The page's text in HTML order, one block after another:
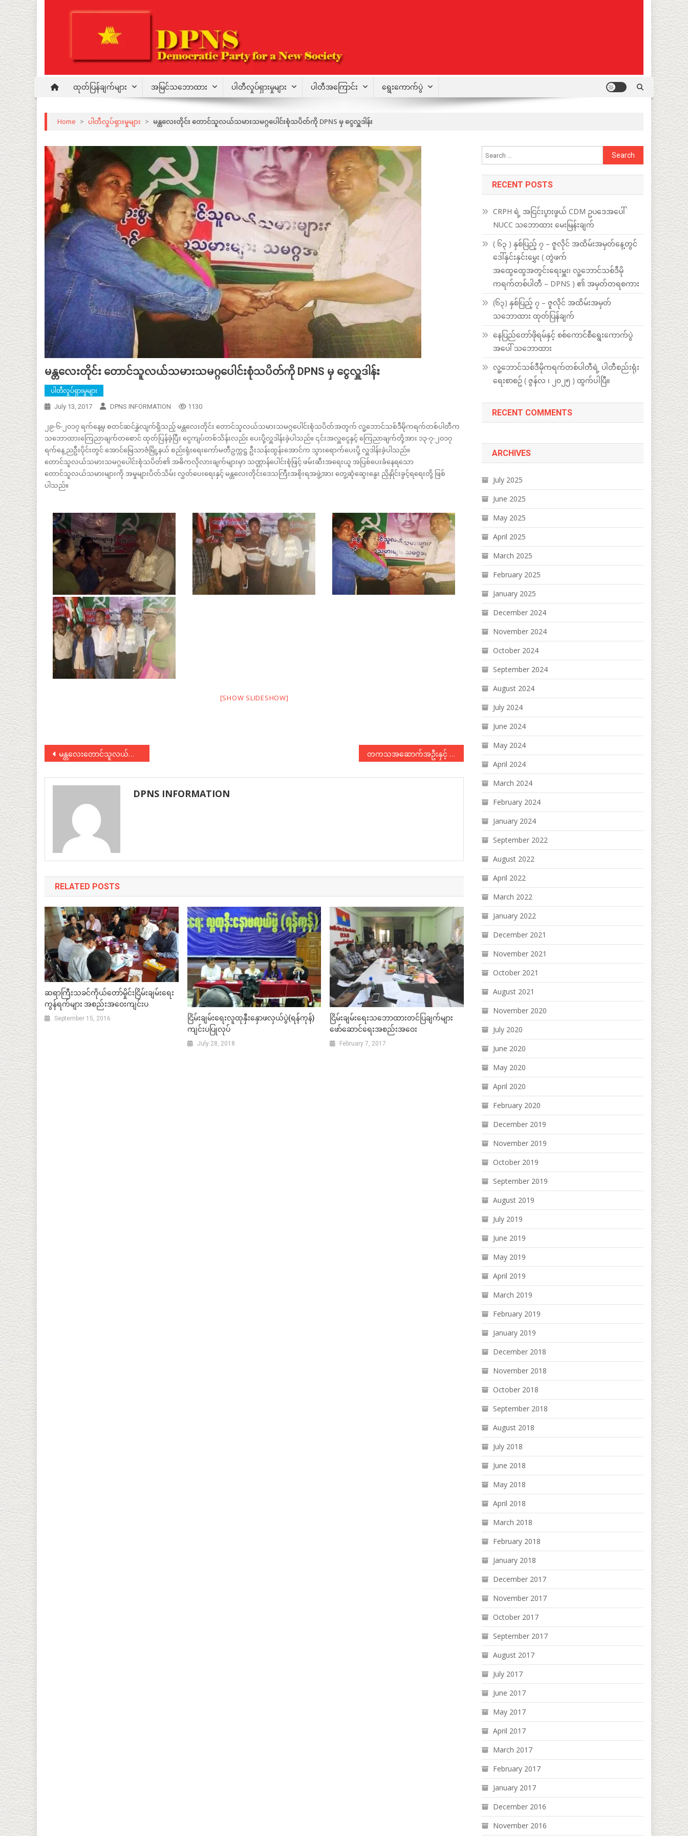
content
DPNS
Democratic Party for a New Society
ထုတ်ပြန်ချက်များ အမြင်သဘောထား ပါတီလှုပ်ရှားမှုများ ပါတီအကြောင်း ရွေးကောက်ပွဲ
Home > ပါတီလှုပ်ရှားမှုများ > မန္တလေးတိုင်း တောင်သူလယ်သမားသမဂ္ဂပေါင်းစုံသပိတ်ကို DPNS မှ ငွေလှူဒါန်း
မန္တလေးတိုင်း တောင်သူလယ်သမားသမဂ္ဂပေါင်းစုံသပိတ်ကို DPNS မှ ငွေလှူဒါန်း
ပါတီလှုပ်ရှားမှုများ
July 13, 2017 DPNS INFORMATION 1130
၂၉-၆-၂၀၁၇ ရက်နေ့မှ စတင်ဆင်နွှဲလျက်ရှိသည့် မန္တလေးတိုင်း တောင်သူလယ်သမားသမဂ္ဂပေါင်းစုံသပိတ်အတွက် လူ့ဘောင်သစ်ဒီမိုကရက်တစ်ပါတီက
သဘောထားကြေညာချက်တစောင် ထုတ်ပြန်ခဲ့ပြီး ငွေကျပ်တစ်သိန်းလည်း ပေးပို့လှူဒါန်းခဲ့ပါသည်။ ၎င်းအလှူငွေနှင့် ကြေညာချက်တို့အား ၁၃-၇-၂၀၁၇
ရက်နေ့ ညဦးပိုင်းတွင် အောင်မြေသာဇံမြို့နယ် စည်းရုံးရေးကော်မတီဥက္ကဋ္ဌ ဦးသန်းထွန်းအောင်က သွားရောက်ပေးပို့ လှူဒါန်းခဲ့ပါသည်။
တောင်သူလယ်သမားသမဂ္ဂပေါင်းစုံသပိတ်၏ အဓိကလိုလားချက်များမှာ သဏ္ဌာန်ပေါင်းစုံဖြင့် ဖမ်းဆီးအရေးယူ အပြစ်ပေးခံနေရသော
တောင်သူလယ်သမားများကို အမှုများပိတ်သိမ်း လွှတ်ပေးရေးနှင့် မန္တလေးတိုင်းဒေသကြီးအစိုးရအဖွဲ့အား တွေ့ဆုံဆွေးနွေး ညှိနှိုင်းခွင့်ရရေးတို့ ဖြစ်
ပါသည်။
[SHOW SLIDESHOW]
Post
navigation
မန္တလေးတောင်သူလယ်သမားသမဂ္ဂပေါင်းစုံသပိတ်နှင့် ပတ်သက်သော ပါတီသဘောထားကြေညာချက် (၄/ ၂၀၁၇) တကသအဆောက်အဦးနှင့် ပတ်သတ်သည့် သဘောထားထုတ်ပြန်ချက်
DPNS INFORMATION
RELATED POSTS
ဆရာကြီးသခင်ကိုယ်တော်မှိုင်းငြိမ်းချမ်းရေး
ကွန်ရက်များ အစည်းအဝေးကျင်းပ
September 15, 2016
ငြိမ်းချမ်းရေးလူထုနှီးနှောဖလှယ်ပွဲ(ရန်ကုန်)
ကျင်းပပြုလုပ်
July 28, 2018
ငြိမ်းချမ်းရေးသဘောထားတင်ပြချက်များ
ဖော်ဆောင်ရေးအစည်းအဝေး
February 7, 2017
Search
for:
RECENT POSTS
CRPH ရဲ့ အငြင်းပွားဖွယ် CDM ဥပဒေအပေါ်
NUCC သဘောထား မေးမြန်းချက်
( ၆၃ ) နှစ်ပြည့် ၇ – ဇူလိုင် အထိမ်းအမှတ်နေ့တွင်
ဒေါ်နှင်းနှင်းမွှေး ( တွဲဖက်
အထွေထွေအတွင်းရေးမှူး၊ လူ့ဘောင်သစ်ဒီမို
ကရက်တစ်ပါတီ – DPNS ) ၏ အမှတ်တရစကား
(၆၃) နှစ်ပြည့် ၇ – ဇူလိုင် အထိမ်းအမှတ်
သဘောထား ထုတ်ပြန်ချက်
နေပြည်တော်ဖိုရမ်နှင့် စစ်ကောင်စီရွေးကောက်ပွဲ
အပေါ် သဘောထား
လူ့ဘောင်သစ်ဒီမိုကရက်တစ်ပါတီရဲ့ ပါတီစည်းရုံး
ရေးစာစဥ် ( ဇွန်လ ၊ ၂၀၂၅ ) ထွက်ပါပြီ။
RECENT COMMENTS
ARCHIVES
July 2025
June 2025
May 2025
April 2025
March 2025
February 2025
January 2025
December 2024
November 2024
October 2024
September 2024
August 2024
July 2024
June 2024
May 2024
April 2024
March 2024
February 2024
January 2024
September 2022
August 2022
April 2022
March 2022
January 2022
December 2021
November 2021
October 2021
August 2021
November 2020
July 2020
June 2020
May 2020
April 2020
February 2020
December 2019
November 2019
October 2019
September 2019
August 2019
July 2019
June 2019
May 2019
April 2019
March 2019
February 2019
January 2019
December 2018
November 2018
October 2018
September 2018
August 2018
July 2018
June 2018
May 2018
April 2018
March 2018
February 2018
January 2018
December 2017
November 2017
October 2017
September 2017
August 2017
July 2017
June 2017
May 2017
April 2017
March 2017
February 2017
January 2017
December 2016
November 2016